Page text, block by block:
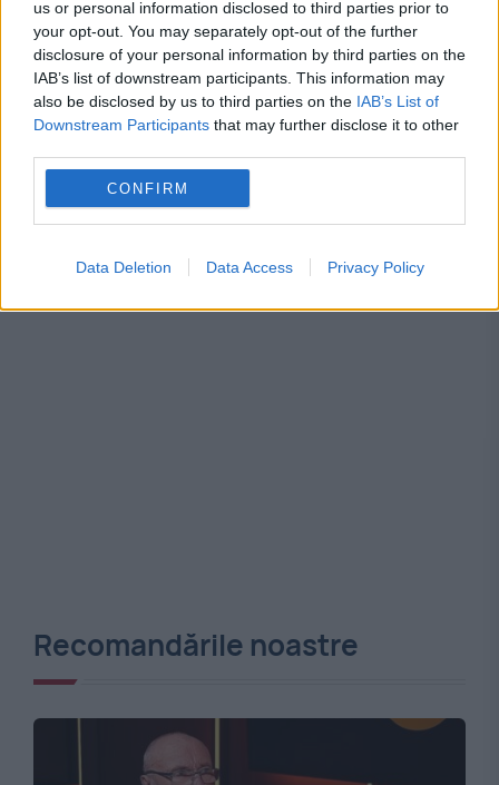
us or personal information disclosed to third parties prior to
your opt-out. You may separately opt-out of the further
disclosure of your personal information by third parties on the
IAB’s list of downstream participants. This information may
also be disclosed by us to third parties on the IAB’s List of
Downstream Participants that may further disclose it to other
CONFIRM
Data Deletion Data Access Privacy Policy
restanțe la taxe și impozite
actor artist carte Gaudeamus
Victor Rebengiuc
Recomandările noastre